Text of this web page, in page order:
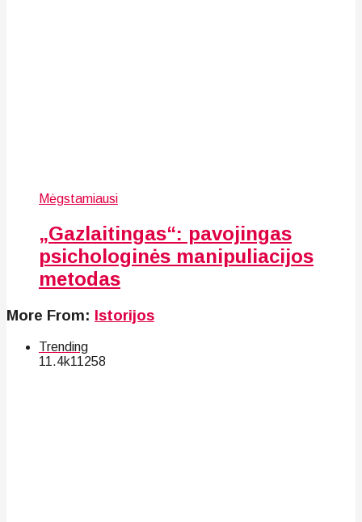
Mėgstamiausi
„Gazlaitingas“: pavojingas
psichologinės manipuliacijos
metodas
More From: Istorijos
Trending
11.4k11258